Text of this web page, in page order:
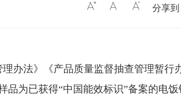
分享到
办法》《产品质量监督抽查管理暂行
为已获得“中国能效标识”备案的电